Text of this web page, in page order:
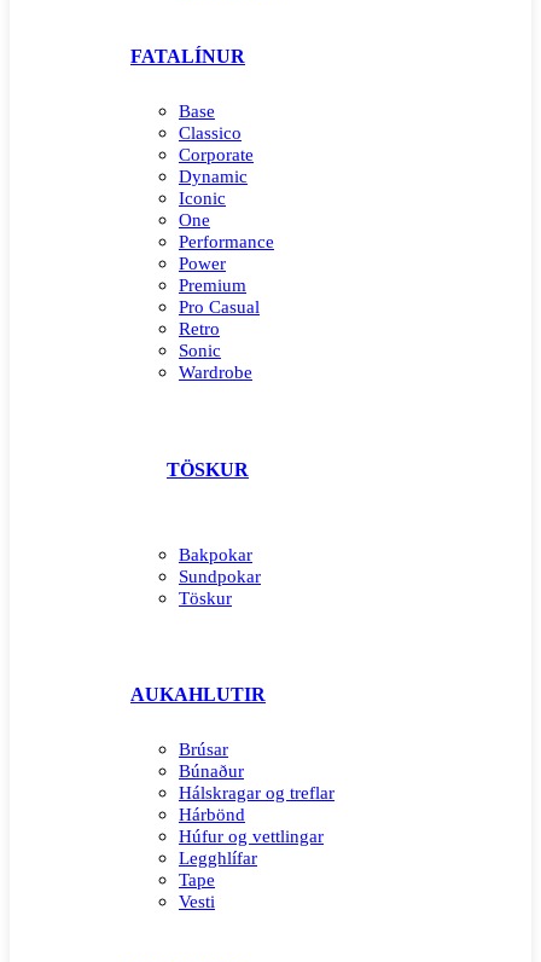
FATALÍNUR
Base
Classico
Corporate
Dynamic
Iconic
One
Performance
Power
Premium
Pro Casual
Retro
Sonic
Wardrobe
TÖSKUR
Bakpokar
Sundpokar
Töskur
AUKAHLUTIR
Brúsar
Búnaður
Hálskragar og treflar
Hárbönd
Húfur og vettlingar
Legghlífar
Tape
Vesti